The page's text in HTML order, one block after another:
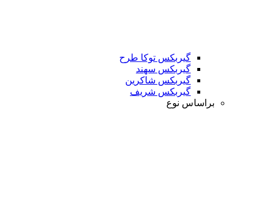
گیربکس توکا طرح
گیربکس سهند
گیربکس شاکرین
گیربکس شریف
براساس نوع